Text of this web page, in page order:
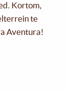
Kortom,
te
Aventura!